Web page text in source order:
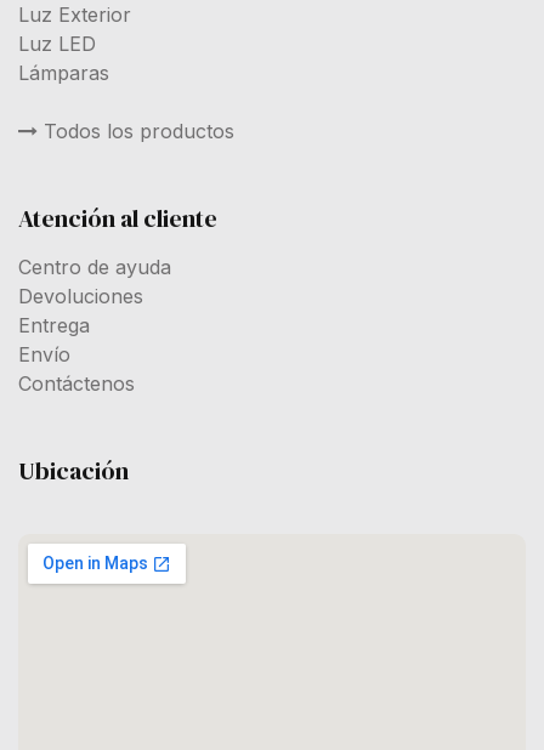
Luz Exterior
Luz LED
Lámparas
Todos los productos
Atención al cliente
Centro de ayuda
Devoluciones
Entrega
Envío
Contáctenos
Ubicación